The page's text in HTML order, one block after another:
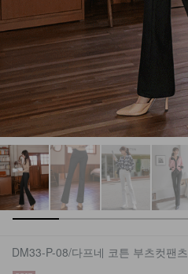
DM33-P-08/다프네 코튼 부츠컷팬츠